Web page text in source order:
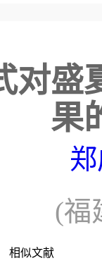
对盛
果
(福
相似文献